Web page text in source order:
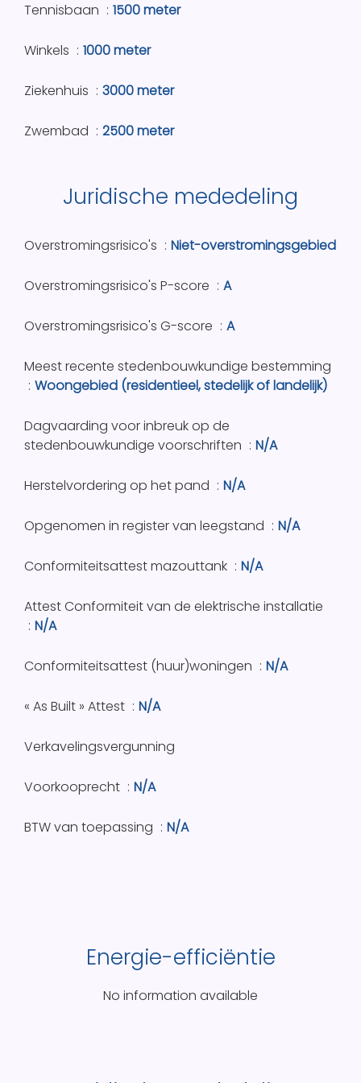
Tennisbaan 1500 meter
Winkels 1000 meter
Ziekenhuis 3000 meter
Zwembad 2500 meter
Juridische mededeling
Overstromingsrisico's Niet-overstromingsgebied
Overstromingsrisico's P-score A
Overstromingsrisico's G-score A
Meest recente stedenbouwkundige bestemming
Woongebied (residentieel, stedelijk of landelijk)
Dagvaarding voor inbreuk op de
stedenbouwkundige voorschriften
N/A
Herstelvordering op het pand N/A
Opgenomen in register van leegstand N/A
Conformiteitsattest mazouttank N/A
Attest Conformiteit van de elektrische installatie
N/A
Conformiteitsattest (huur)woningen N/A
« As Built » Attest N/A
Verkavelingsvergunning
Voorkooprecht N/A
BTW van toepassing N/A
Energie-efficiëntie
No information available